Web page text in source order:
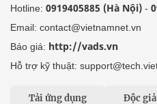
Hotline: 0919405885 (Hà Nội) -
Email: contact@vietnamnet.vn
Báo giá: http://vads.vn
Hỗ trợ kỹ thuật:
Tải ứng dụng Độc